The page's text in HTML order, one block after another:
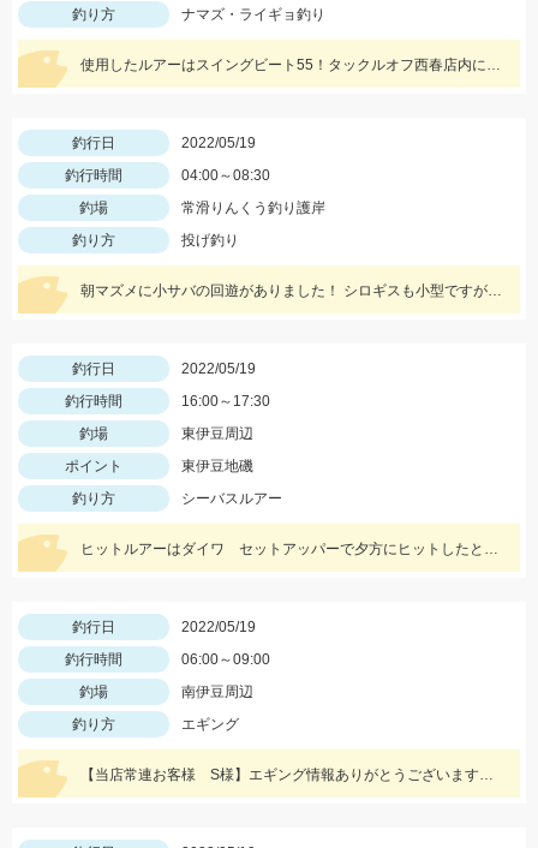
釣り方
ナマズ・ライギョ釣り
使用したルアーはスイングビート55！タックルオフ西春店内に在庫がございます！
釣行日
2022/05/19
釣行時間
04:00～08:30
釣場
常滑りんくう釣り護岸
釣り方
投げ釣り
朝マズメに小サバの回遊がありました！ シロギスも小型ですが、数が釣れていますよ！
釣行日
2022/05/19
釣行時間
16:00～17:30
釣場
東伊豆周辺
ポイント
東伊豆地磯
釣り方
シーバスルアー
ヒットルアーはダイワ セットアッパーで夕方にヒットしたとのことです。83ｃｍ5ｋｇのナイスサイズでした！情報提供ありがとうございます！
釣行日
2022/05/19
釣行時間
06:00～09:00
釣場
南伊豆周辺
釣り方
エギング
【当店常連お客様 S様】エギング情報ありがとうございます。 朝マヅメの時間帯３杯立て続けに、1.8㌔・800ｇ・900ｇが釣れました！ 1.8㌔のヒットエギは【エギ王Ｋ3.5号 黒潮ＳＰ マッスルファイト】